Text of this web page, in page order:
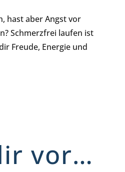
hast aber Angst vor
Schmerzfrei laufen ist
Freude, Energie und
vor…